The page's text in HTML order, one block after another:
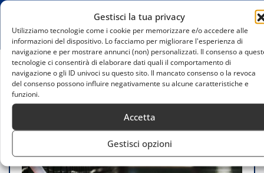
Gestisci la tua privacy
Utilizziamo tecnologie come i cookie per memorizzare e/o accedere alle
informazioni del dispositivo. Lo facciamo per migliorare l'esperienza di
navigazione e per mostrare annunci (non) personalizzati. Il consenso a
tecnologie ci consentirà di elaborare dati quali il comportamento di
navigazione o gli ID univoci su questo sito. Il mancato consenso o la revoca
del consenso possono influire negativamente su alcune caratteristiche e
funzioni.
Accetta
Gestisci opzioni
Home
Matteo Savoldi: «Milano Padel Club punta al
vertice»